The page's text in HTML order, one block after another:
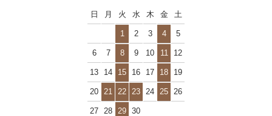
日 月 火 水 木 金 土
1 2 3 4 5
6 7 8 9 10 11 12
13 14 15 16 17 18 19
20 21 22 23 24 25 26
27 28 29 30